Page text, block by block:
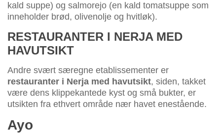
kald suppe) og salmorejo (en kald tomatsuppe som
inneholder brød, olivenolje og hvitløk).
RESTAURANTER I NERJA MED
HAVUTSIKT
Andre svært særegne etablissementer er
restauranter i Nerja med havutsikt, siden, takket
være dens klippekantede kyst og små bukter, er
utsikten fra ethvert område nær havet enestående.
Ayo